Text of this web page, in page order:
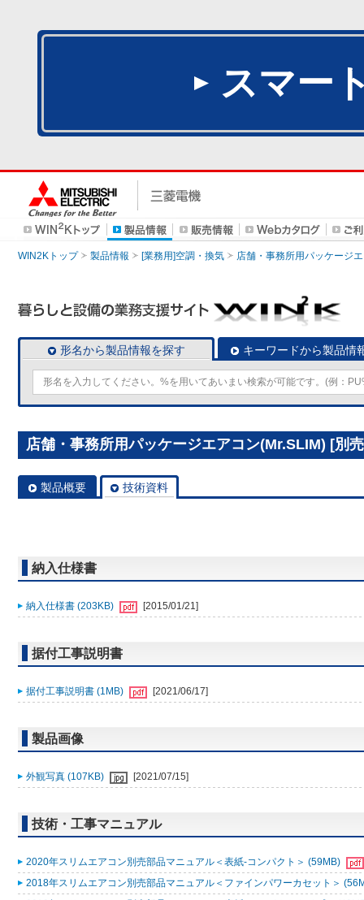
スマー
WIN2Kトップ 製品情報 [業務用]空調・換気 店舗・事務所用パッケージ
形名から製品情報を探す キーワードから製品情
店舗・事務所用パッケージエアコン(Mr.SLIM) [別
製品概要 技術資料
納入仕様書
納入仕様書 (203KB) [2015/01/21]
据付工事説明書
据付工事説明書 (1MB) [2021/06/17]
製品画像
外観写真 (107KB) [2021/07/15]
技術・工事マニュアル
2020年スリムエアコン別売部品マニュアル＜表紙-コンパクト＞ (59MB)
2018年スリムエアコン別売部品マニュアル＜ファインパワーカセット＞